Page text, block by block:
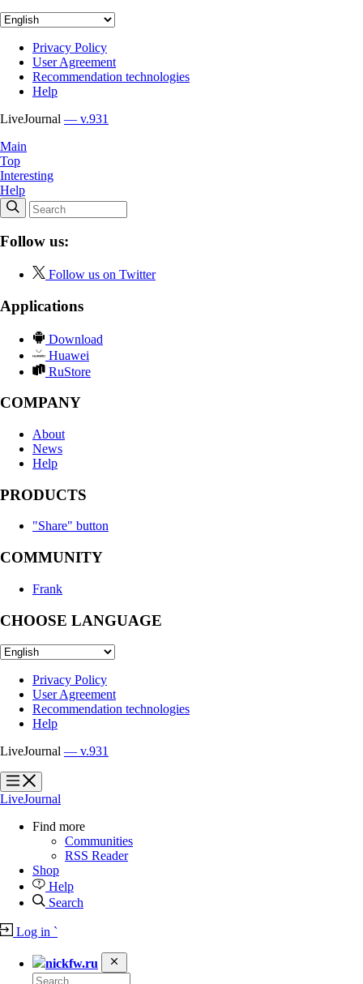
Privacy Policy
User Agreement
Recommendation technologies
Help
LiveJournal — v.931
Main
Top
Interesting
Help
Follow us:
Follow us on Twitter
Applications
Download
Huawei
RuStore
COMPANY
About
News
Help
PRODUCTS
"Share" button
COMMUNITY
Frank
CHOOSE LANGUAGE
Privacy Policy
User Agreement
Recommendation technologies
Help
LiveJournal — v.931
?
?
LiveJournal
Find more
Communities
RSS Reader
Shop
Help
Search
Log in `
nickfw.ru